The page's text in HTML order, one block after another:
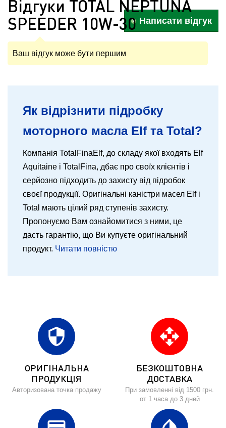
Відгуки TOTAL NEPTUNA
SPEEDER 10W-30 Написати відгук
Ваш відгук може бути першим
Як відрізнити підробку
моторного масла Elf та Total?
Компанія TotalFinaElf, до складу якої входять Elf
Aquitaine і TotalFina, дбає про своїх клієнтів і
серйозно підходить до захисту від підробок
своєї продукції. Оригінальні каністри масел Elf і
Total мають цілий ряд ступенів захисту.
Пропонуємо Вам ознайомитися з ними, це
дасть гарантію, що Ви купуєте оригінальний
продукт. Читати повністю
security
ОРИГІНАЛЬНА
ПРОДУКЦІЯ
Авторизована точка продажу
open_with
БЕЗКОШТОВНА
ДОСТАВКА
При замовленні від 1500 грн.
от 1 часа до 3 дней